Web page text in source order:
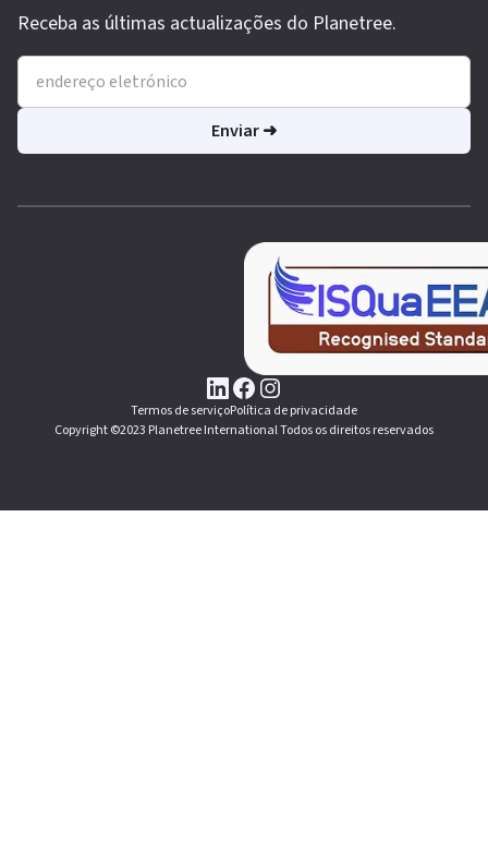
Receba as últimas actualizações do Planetree.
Termos de serviçoPolítica de privacidade
Copyright ©2023 Planetree International Todos os direitos reservados